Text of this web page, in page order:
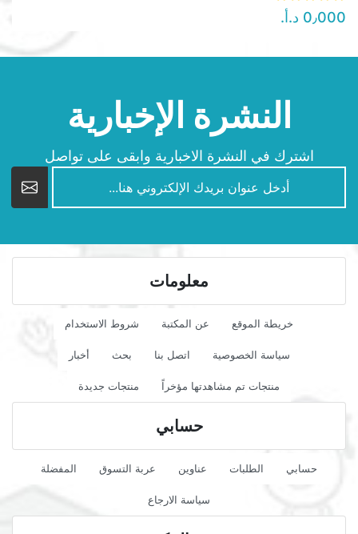
0٫000 د.أ.‏
النشرة الإخبارية
اشترك في النشرة الاخبارية وابقى على تواصل
معلومات
خريطة الموقع عن المكتبة شروط الاستخدام
سياسة الخصوصية اتصل بنا بحث أخبار
منتجات تم مشاهدتها مؤخراً منتجات جديدة
حسابي
حسابي الطلبات عناوين عربة التسوق المفضلة
سياسة الارجاع